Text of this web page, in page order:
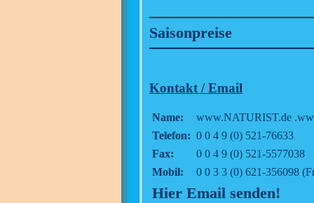
Saisonpreise
Kontakt / Email
Name:
www.NATURIST.de
Telefon: 0 0 4 9 (0) 521-76633
Fax:
0 0 4 9 (0) 521-5577038
Mobil:
0 0 3 3 (0) 621-356098
Hier Email senden!